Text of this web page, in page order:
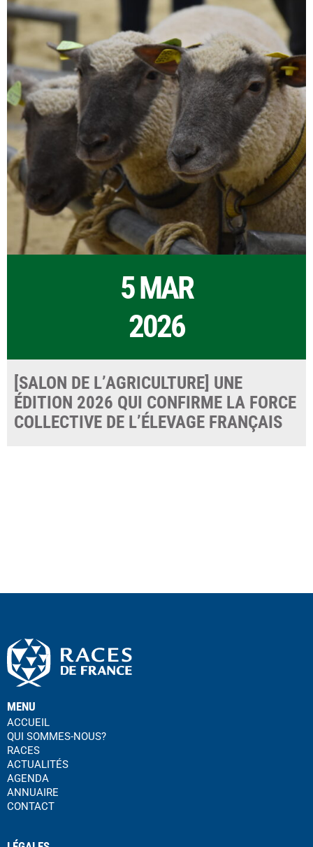
5 MAR
2026
[SALON DE L’AGRICULTURE] UNE
ÉDITION 2026 QUI CONFIRME LA FORCE
COLLECTIVE DE L’ÉLEVAGE FRANÇAIS
MENU
ACCUEIL
QUI SOMMES-NOUS?
RACES
ACTUALITÉS
AGENDA
ANNUAIRE
CONTACT